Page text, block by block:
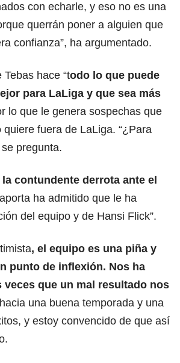
con echarle, y eso no es una
querrán poner a alguien que
confianza”, ha argumentado.
hace “todo lo que puede
para LaLiga y que sea más
lo que le genera sospechas que
fuera de LaLiga. “¿Para
pregunta.
la contundente derrota ante el
ha admitido que le ha
del equipo y de Hansi Flick”.
, el equipo es una piña y
punto de inflexión. Nos ha
veces que un mal resultado nos
hacia una buena temporada y una
y estoy convencido de que así